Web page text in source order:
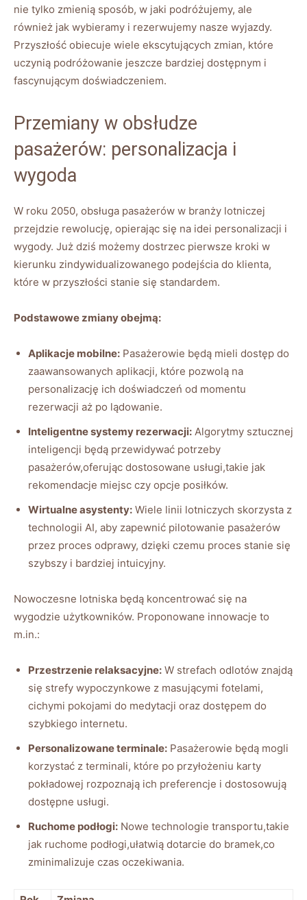
nie tylko zmienią sposób, w jaki podróżujemy, ale
również jak wybieramy i rezerwujemy nasze wyjazdy.
Przyszłość obiecuje wiele ekscytujących zmian, które
uczynią podróżowanie jeszcze bardziej dostępnym i
fascynującym doświadczeniem.
Przemiany w obsłudze
pasażerów: personalizacja i
wygoda
W roku 2050, obsługa pasażerów w branży lotniczej
przejdzie rewolucję, opierając się na idei personalizacji i
wygody. Już dziś możemy dostrzec pierwsze kroki w
kierunku zindywidualizowanego podejścia do klienta,
które w przyszłości stanie się standardem.
Podstawowe zmiany obejmą:
Aplikacje mobilne: Pasażerowie będą mieli dostęp do
zaawansowanych aplikacji, które pozwolą na
personalizację ich doświadczeń od momentu
rezerwacji aż po lądowanie.
Inteligentne systemy rezerwacji: Algorytmy sztucznej
inteligencji będą przewidywać potrzeby
pasażerów,oferując dostosowane usługi,takie jak
rekomendacje miejsc czy opcje posiłków.
Wirtualne asystenty: Wiele linii lotniczych skorzysta z
technologii AI, aby zapewnić pilotowanie pasażerów
przez proces odprawy, dzięki czemu proces stanie się
szybszy i bardziej intuicyjny.
Nowoczesne lotniska będą koncentrować się na
wygodzie użytkowników. Proponowane innowacje to
m.in.:
Przestrzenie relaksacyjne: W strefach odlotów znajdą
się strefy wypoczynkowe z masującymi fotelami,
cichymi pokojami do medytacji oraz dostępem do
szybkiego internetu.
Personalizowane terminale: Pasażerowie będą mogli
korzystać z terminali, które po przyłożeniu karty
pokładowej rozpoznają ich preferencje i dostosowują
dostępne usługi.
Ruchome podłogi: Nowe technologie transportu,takie
jak ruchome podłogi,ułatwią dotarcie do bramek,co
zminimalizuje czas oczekiwania.